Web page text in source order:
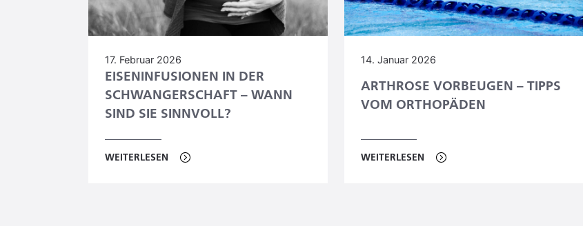
17. Februar 2026
EISENINFUSIONEN IN DER
SCHWANGERSCHAFT – WANN
SIND SIE SINNVOLL?
WEITERLESEN
14. Januar 2026
ARTHROSE VORBEUGEN – TIPPS
VOM ORTHOPÄDEN
WEITERLESEN